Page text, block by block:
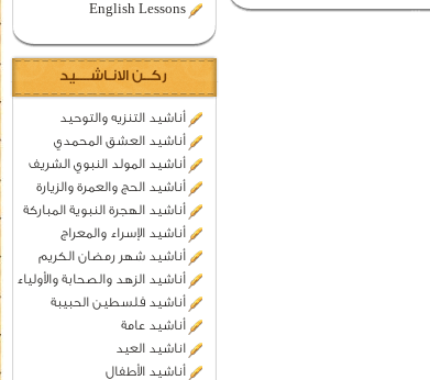
English Lessons
ركــن الانـاشــــيد
أناشيد التنزيه والتوحيد
أناشيد العشق المحمدي
أناشيد المولد النبوي الشريف
أناشيد الحج والعمرة والزيارة
أناشيد الهجرة النبوية المباركة
أناشيد الإسراء والمعراج
أناشيد شهر رمضان الكريم
أناشيد الزهد والصحابة والأولياء
أناشيد فلسطين الحبيبة
أناشيد عامة
اناشيد العيد
أناشيد الأطفال